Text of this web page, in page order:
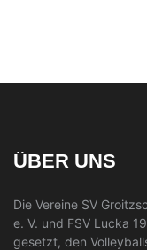
ÜBER UNS
Die Vereine SV
e. V. und FSV Lucka
gesetzt, den